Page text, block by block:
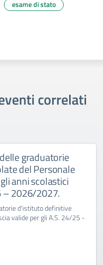
esame di stato
correlati
graduatorie
del Personale
anni scolastici
2026/2027.
d'istituto definitive
valide per gli A.S. 24/25 -